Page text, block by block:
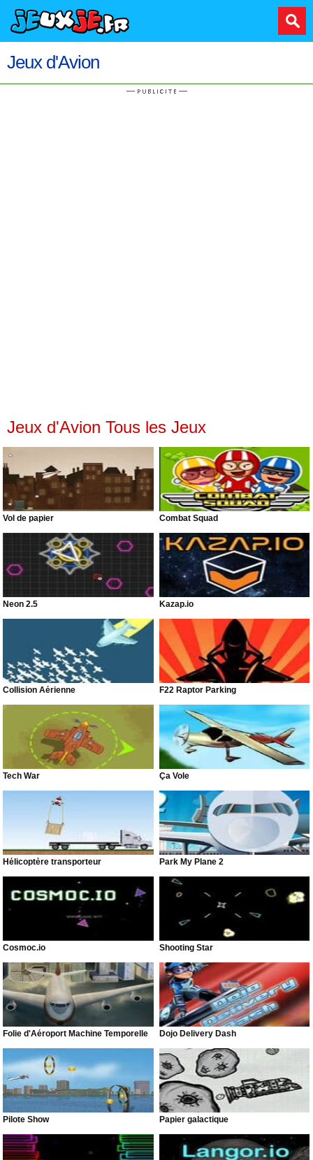
Jeux d'Avion
Jeux d'Avion Tous les Jeux
Vol de papier Combat Squad
Neon 2.5 Kazap.io
Collision Aérienne F22 Raptor Parking
Tech War Ça Vole
Hélicoptère transporteur Park My Plane 2
Cosmoc.io Shooting Star
Folie d'Aéroport Machine Temporelle Dojo Delivery Dash
Pilote Show Papier galactique